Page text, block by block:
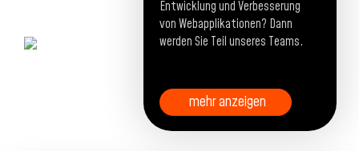
Entwicklung und Verbesserung
von Webapplikationen? Dann
werden Sie Teil unseres Teams.
mehr anzeigen